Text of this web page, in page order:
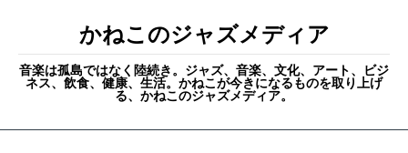
かねこのジャズメディア
音楽は孤島ではなく陸続き。ジャズ、音楽、文化、アート、ビジ
ネス、飲食、健康、生活。かねこが今きになるものを取り上げ
る、かねこのジャズメディア。